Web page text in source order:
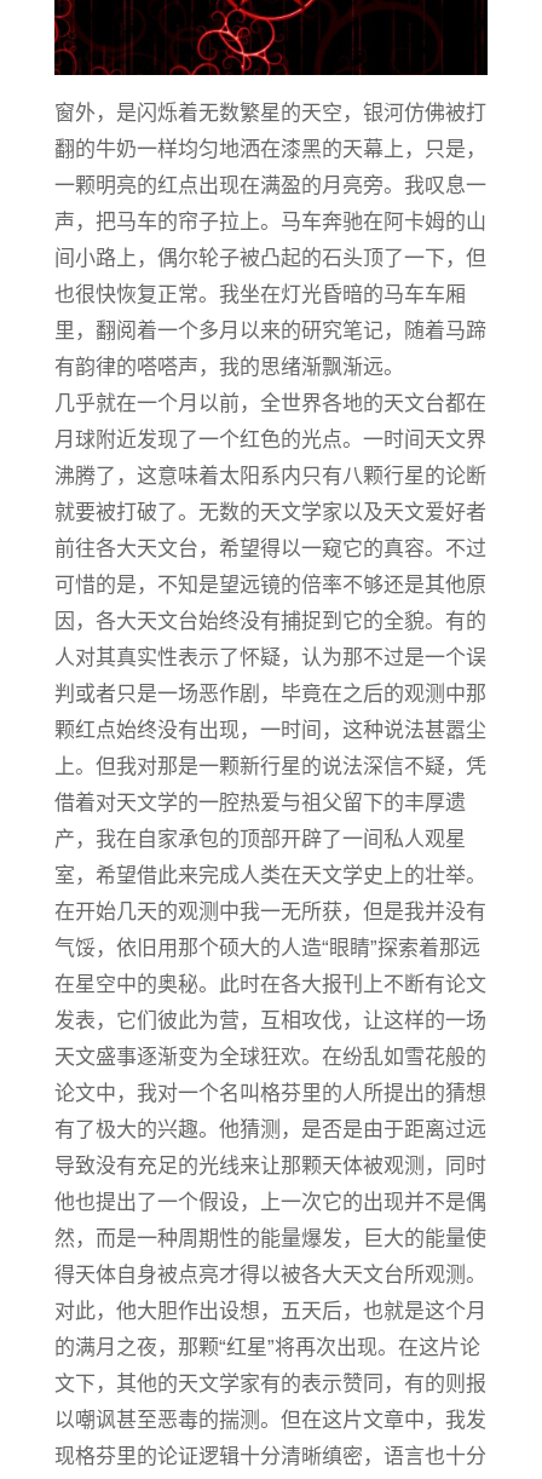
窗外，是闪烁着无数繁星的天空，银河仿佛被打
翻的牛奶一样均匀地洒在漆黑的天幕上，只是，
一颗明亮的红点出现在满盈的月亮旁。我叹息一
声，把马车的帘子拉上。马车奔驰在阿卡姆的山
间小路上，偶尔轮子被凸起的石头顶了一下，但
也很快恢复正常。我坐在灯光昏暗的马车车厢
里，翻阅着一个多月以来的研究笔记，随着马蹄
有韵律的嗒嗒声，我的思绪渐飘渐远。
几乎就在一个月以前，全世界各地的天文台都在
月球附近发现了一个红色的光点。一时间天文界
沸腾了，这意味着太阳系内只有八颗行星的论断
就要被打破了。无数的天文学家以及天文爱好者
前往各大天文台，希望得以一窥它的真容。不过
可惜的是，不知是望远镜的倍率不够还是其他原
因，各大天文台始终没有捕捉到它的全貌。有的
人对其真实性表示了怀疑，认为那不过是一个误
判或者只是一场恶作剧，毕竟在之后的观测中那
颗红点始终没有出现，一时间，这种说法甚嚣尘
上。但我对那是一颗新行星的说法深信不疑，凭
借着对天文学的一腔热爱与祖父留下的丰厚遗
产，我在自家承包的顶部开辟了一间私人观星
室，希望借此来完成人类在天文学史上的壮举。
在开始几天的观测中我一无所获，但是我并没有
气馁，依旧用那个硕大的人造“眼睛”探索着那远
在星空中的奥秘。此时在各大报刊上不断有论文
发表，它们彼此为营，互相攻伐，让这样的一场
天文盛事逐渐变为全球狂欢。在纷乱如雪花般的
论文中，我对一个名叫格芬里的人所提出的猜想
有了极大的兴趣。他猜测，是否是由于距离过远
导致没有充足的光线来让那颗天体被观测，同时
他也提出了一个假设，上一次它的出现并不是偶
然，而是一种周期性的能量爆发，巨大的能量使
得天体自身被点亮才得以被各大天文台所观测。
对此，他大胆作出设想，五天后，也就是这个月
的满月之夜，那颗“红星”将再次出现。在这片论
文下，其他的天文学家有的表示赞同，有的则报
以嘲讽甚至恶毒的揣测。但在这片文章中，我发
现格芬里的论证逻辑十分清晰缜密，语言也十分